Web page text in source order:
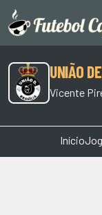
UNIÃO
Vicente
Início